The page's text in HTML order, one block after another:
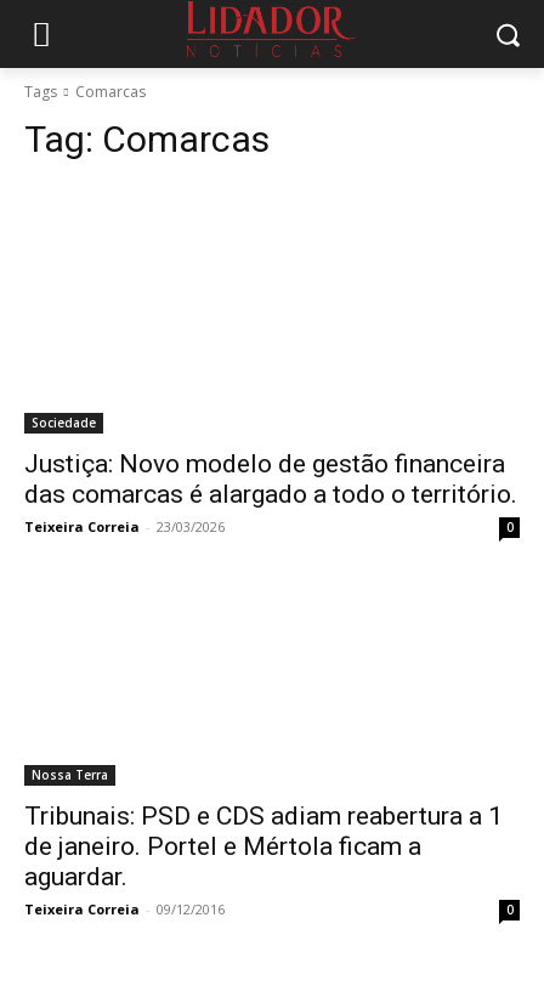
Tags Comarcas
Tag: Comarcas
Sociedade
Justiça: Novo modelo de gestão financeira
das comarcas é alargado a todo o território.
Teixeira Correia - 23/03/2026 0
Nossa Terra
Tribunais: PSD e CDS adiam reabertura a 1
de janeiro. Portel e Mértola ficam a
aguardar.
Teixeira Correia - 09/12/2016 0